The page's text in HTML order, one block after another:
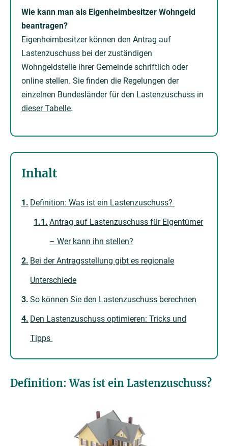
Wie kann man als Eigenheimbesitzer Wohngeld
beantragen?
Eigenheimbesitzer können den Antrag auf
Lastenzuschuss bei der zuständigen
Wohngeldstelle ihrer Gemeinde schriftlich oder
online stellen. Sie finden die Regelungen der
einzelnen Bundesländer für den Lastenzuschuss in
dieser Tabelle.
Inhalt
Definition: Was ist ein Lastenzuschuss?
Antrag auf Lastenzuschuss für Eigentümer
– Wer kann ihn stellen?
Bei der Antragsstellung gibt es regionale
Unterschiede
So können Sie den Lastenzuschuss berechnen
Den Lastenzuschuss optimieren: Tricks und
Tipps
Definition: Was ist ein Lastenzuschuss?